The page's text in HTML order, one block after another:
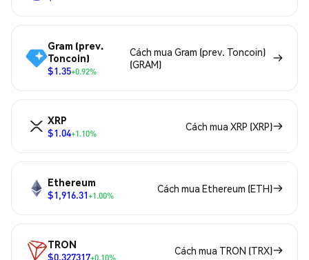
Gram (prev.
Toncoin)
$1.35+0.92%
Cách mua Gram (prev. Toncoin)
(GRAM)
XRP
$1.04+1.10%
Cách mua XRP (XRP)
Ethereum
$1,916.31+1.00%
Cách mua Ethereum (ETH)
TRON
$0.327317+0.10%
Cách mua TRON (TRX)